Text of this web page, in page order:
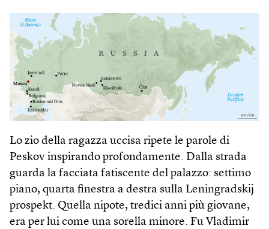
Lo zio della ragazza uccisa ripete le parole di
Peskov inspirando profondamente. Dalla strada
guarda la facciata fatiscente del palazzo: settimo
piano, quarta finestra a destra sulla Leningradskij
prospekt. Quella nipote, tredici anni più giovane,
era per lui come una sorella minore. Fu Vladimir